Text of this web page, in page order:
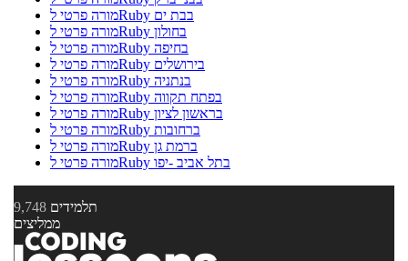
מורה פרטי לRuby בבת ים
מורה פרטי לRuby בחולון
מורה פרטי לRuby בחיפה
מורה פרטי לRuby בירושלים
מורה פרטי לRuby בנתניה
מורה פרטי לRuby בפתח תקווה
מורה פרטי לRuby בראשון לציון
מורה פרטי לRuby ברחובות
מורה פרטי לRuby ברמת גן
מורה פרטי לRuby בתל אביב -יפו
9,748 תלמידים
ממליצים